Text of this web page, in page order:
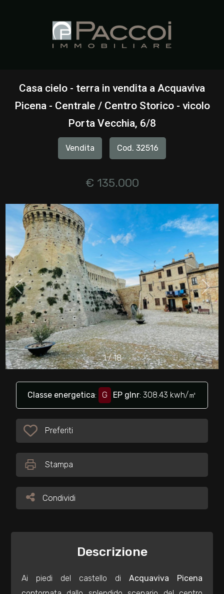
Casa cielo - terra in vendita a Acquaviva
Picena - Centrale / Centro Storico - vicolo
Porta Vecchia, 6/8
Vendita Cod. 32516
€ 135.000
1 / 18
Classe energetica: G EP glnr: 308.43 kwh/㎡
Preferiti: Cod. 32516
Preferiti
Stampa
Condividi
Condividi
Descrizione
Ai piedi del castello di Acquaviva Picena
IMMOBILI
Qualsiasi
dove
cercare
Provincia
Comune
Tipologia
multiscelta
Qualsiasi
Commerciali
Industriali
Terreni